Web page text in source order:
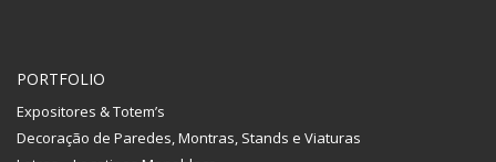
PORTFOLIO
Expositores & Totem’s
Decoração de Paredes, Montras, Stands e Viaturas